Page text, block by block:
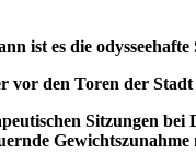
ist es die
den Toren der
Sitzungen